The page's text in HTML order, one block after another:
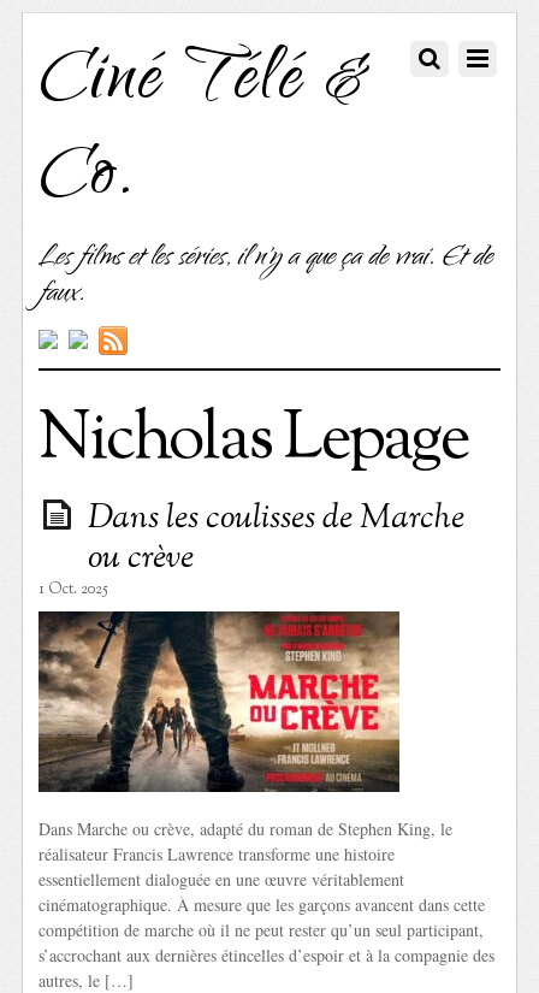
Ciné Télé &
Co.
Les films et les séries, il n'y a que ça de vrai. Et de
faux.
Nicholas Lepage
Dans les coulisses de Marche
ou crève
1 Oct. 2025
Dans Marche ou crève, adapté du roman de Stephen King, le
réalisateur Francis Lawrence transforme une histoire
essentiellement dialoguée en une œuvre véritablement
cinématographique. À mesure que les garçons avancent dans cette
compétition de marche où il ne peut rester qu’un seul participant,
s’accrochant aux dernières étincelles d’espoir et à la compagnie des
autres, le […]